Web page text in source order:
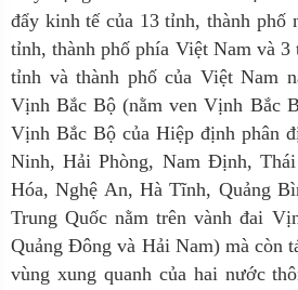
đẩy kinh tế của 13 tỉnh, thành phố
tỉnh, thành phố phía Việt Nam và
tỉnh và thành phố của Việt Nam
Vịnh Bắc Bộ (nằm ven Vịnh Bắc
Vịnh Bắc Bộ của Hiệp định phân
Ninh, Hải Phòng, Nam Định,
Hóa, Nghệ An, Hà Tĩnh, Quảng
Trung Quốc nằm trên vành đai
Quảng Đông và Hải Nam) mà còn
vùng xung quanh của hai nước